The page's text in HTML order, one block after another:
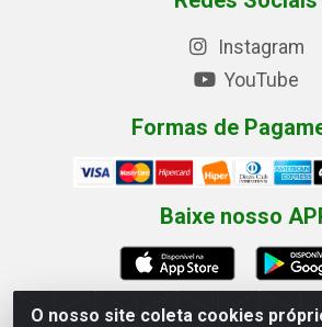
O nosso site coleta cookies
Instagram
YouTube
Formas de
Baixe nosso